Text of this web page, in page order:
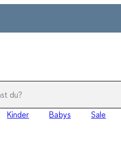
Kinder Babys Sale